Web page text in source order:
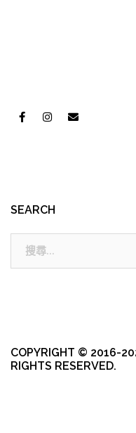
SEARCH
COPYRIGHT © 2016-
RIGHTS RESERVED.